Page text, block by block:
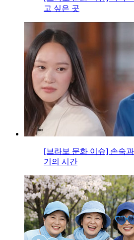
고 싶은 곳
[브라보 문화 이슈] 손숙
기의 시간